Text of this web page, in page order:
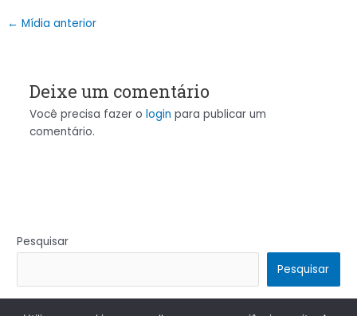
← Mídia anterior
Deixe um comentário
Você precisa fazer o login para publicar um
comentário.
Pesquisar
Pesquisar